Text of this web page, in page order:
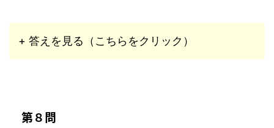
+ 答えを見る（こちらをクリック）
第８問